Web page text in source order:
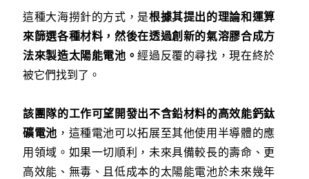
這種大海撈針的方式，是根據其提出的理論和運算
來篩選各種材料，然後在透過創新的氣溶膠合成方
法來製造太陽能電池。經過反覆的尋找，現在終於
被它們找到了。
該團隊的工作可望開發出不含鉛材料的高效能鈣鈦
礦電池 ，這種電池可以拓展至其他使用半導體的應
用領域。如果一切順利，未來具備較長的壽命、更
高效能、無毒、且低成本的太陽能電池於未來幾年